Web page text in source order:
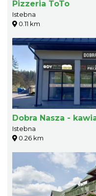
Pizzeria ToTo
Istebna
0.11 km
Dobra Nasza -
Istebna
0.26 km